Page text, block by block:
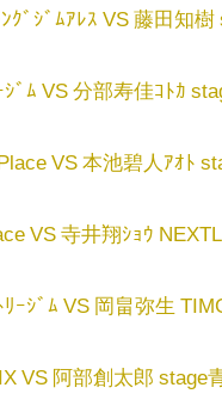
ｸﾞｼﾞﾑｱﾚｽ VS 藤田知
ﾞﾑ VS 分部寿佳ｺﾄｶ
VS 本池碧人ｱｵﾄ
VS 寺井翔ｼｮｳ
ｰｼﾞﾑ VS 岡畠弥生
VS 阿部創太郎 stage